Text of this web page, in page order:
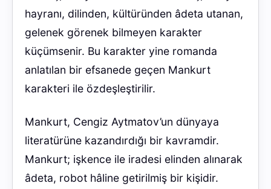
hayranı, dilinden, kültüründen âdeta utanan,
gelenek görenek bilmeyen karakter
küçümsenir. Bu karakter yine romanda
anlatılan bir efsanede geçen Mankurt
karakteri ile özdeşleştirilir.
Mankurt, Cengiz Aytmatov’un dünyaya
literatürüne kazandırdığı bir kavramdir.
Mankurt; işkence ile iradesi elinden alınarak
âdeta, robot hâline getirilmiş bir kişidir.